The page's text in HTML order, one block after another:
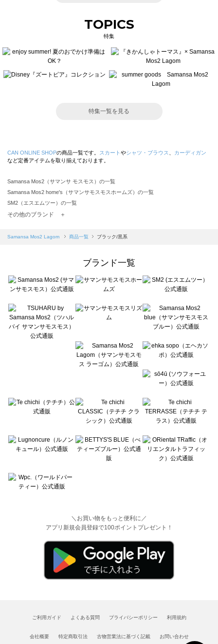
TOPICS
特集
特集一覧を見る
CAN ONLINE SHOPの商品一覧です。 スカート やシャツ・ブラウス
カーディガン
など定番アイテムを取り揃えております。
Samansa Mos2（サマンサ モスモス）の一覧
Samansa Mos2 home's（サマンサモスモスホームズ）の一覧
SM2（エスエムツー）の一覧
TSUHARU by Samansa Mos2（ツハルバイサマンサモスモス）の一覧
Samansa Mos2 blue（サマンサモスモス ブルー）の一覧
Te chichi（テチチ）の一覧
Te chichi CLASSIC（テチチ クラシック）の一覧
Lugnoncure（ルノンキュール）の一覧
BETTY'S BLUE（べティーズブルー）の一覧
Wpc.（ワールドパーティー）の一覧
その他のブランド ＋
Samansa Mos2 Lagom 商品一覧 ブラック/黒系
ブランド一覧
＼お買い物をもっと便利に／
アプリ新規会員登録で100ポイントプレゼント！
ご利用ガイド よくある質問 プライバシーポリシー 利用規約
会社概要 特定商取引法 古物営業法に基づく記載 お問い合わせ